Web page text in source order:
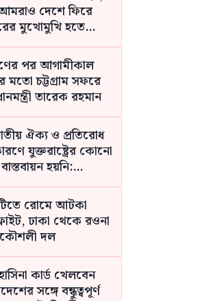
দেশে ফিরে
মুখোমুখি হতে
খান কামাল
পর আগামীকাল
মতো চট্টগ্রাম সফরে
তারেক রহমান
ঐক্য ও প্রতিরোধ
যুক্তরাষ্ট্রের কোনো
হয়নি:
রোমে আটকা
ঢাকা থেকে রওনা
দল
কার্ড খেলবেন
সঙ্গে বন্ধুত্বপূর্ণ